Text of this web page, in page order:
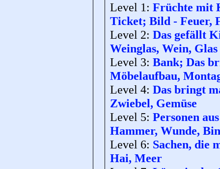
Level 1: Früchte mit
Ticket; Bild - Feuer,
Level 2: Das gefällt
Weinglas, Wein, Glas
Level 3: Bank; Das
Möbelaufbau,
Level 4: Das bringt
Zwiebel, Gemüse
Level 5: Personen
Hammer, Wunde,
Level 6: Sachen, die
Hai, Meer